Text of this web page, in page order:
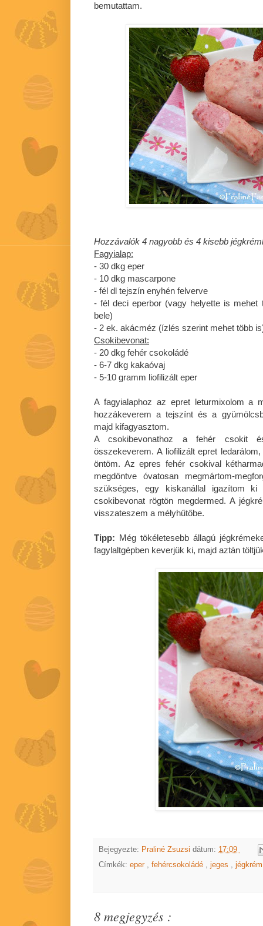
bemutattam.
Hozzávalók 4 nagyobb és 4 kisebb
Fagyialap:
- 30 dkg eper
- 10 dkg mascarpone
- fél dl tejszín enyhén felverve
- fél deci eperbor (vagy helyette is
bele)
- 2 ek. akácméz (ízlés szerint mehet több
Csokibevonat:
- 20 dkg fehér csokoládé
- 6-7 dkg kakaóvaj
- 5-10 gramm liofilizált eper
A fagyialaphoz az epret leturmixolom a
hozzákeverem a tejszínt és a
majd kifagyasztom.
A csokibevonathoz a fehér csokit
összekeverem. A liofilizált epret
öntöm. Az epres fehér csokival
megdöntve óvatosan megmártom-
szükséges, egy kiskanállal igazítom ki
csokibevonat rögtön megdermed. A
visszateszem a mélyhűtőbe.
Tipp: Még tökéletesebb állagú
fagylaltgépben keverjük ki, majd aztán
Bejegyezte: Praliné Zsuzsi dátum: 17:09
Címkék: eper , fehércsokoládé , jeges ,
8 megjegyzés :